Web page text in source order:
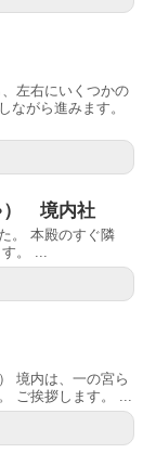
左右にいくつかの
ながら進みます。
） 境内社
。 本殿のすぐ隣
。 ...
境内は、一の宮ら
ご挨拶します。 ...